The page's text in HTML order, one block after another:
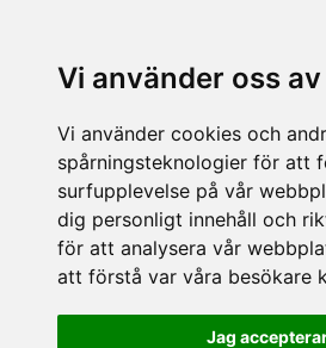
Vi använder oss
Vi använder cookies och
spårningsteknologier för att
surfupplevelse på vår
dig personligt innehåll och
för att analysera vår
att förstå var våra besökare
Jag